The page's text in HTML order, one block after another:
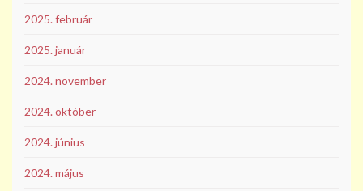
2025. február
2025. január
2024. november
2024. október
2024. június
2024. május